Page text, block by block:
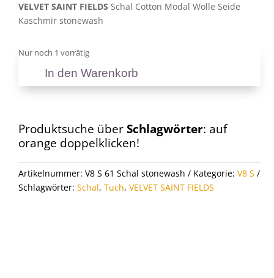
VELVET SAINT FIELDS Schal Cotton Modal Wolle Seide
Kaschmir stonewash
Nur noch 1 vorrätig
S
61
Menge
In den Warenkorb
Produktsuche überSchlagwörter: auf
orange doppelklicken!
Artikelnummer: V8 S 61 Schal stonewash Kategorie: V8 S
Schlagwörter: Schal, Tuch, VELVET SAINT FIELDS